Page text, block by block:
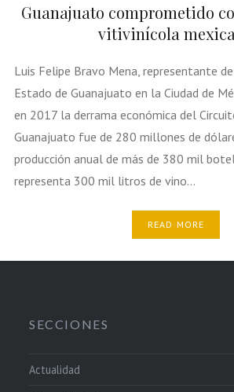
Guanajuato comprometido
vitivinícola
Luis Felipe Bravo Mena, representante
Estado de Guanajuato en la Ciudad de
en 2017 la derrama económica del
Guanajuato fue de 280 millones de
producción anual de más de 380 mil
representa 300 mil litros de vino…
READ MORE
SECCIONES
Actualidad